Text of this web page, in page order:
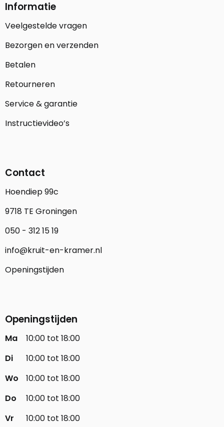
Informatie
Veelgestelde vragen
Bezorgen en verzenden
Betalen
Retourneren
Service & garantie
Instructievideo’s
Contact
Hoendiep 99c
9718 TE Groningen
050 - 312 15 19
info@kruit-en-kramer.nl
Openingstijden
Openingstijden
Ma
10:00 tot 18:00
Di
10:00 tot 18:00
Wo
10:00 tot 18:00
Do
10:00 tot 18:00
Vr
10:00 tot 18:00